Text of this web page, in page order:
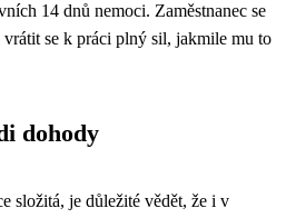
14 dnů nemoci. Zaměstnanec se
se k práci plný sil, jakmile mu to
dohody
složitá, je důležité vědět, že i v